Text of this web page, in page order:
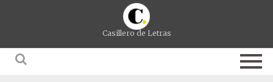
Casillero de Letras